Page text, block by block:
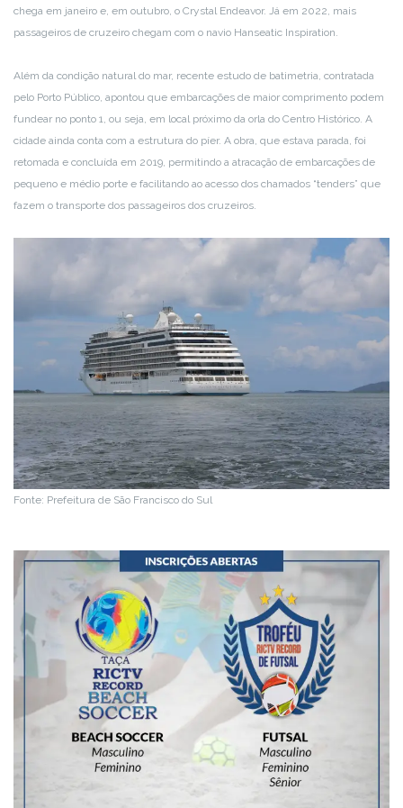
chega em janeiro e, em outubro, o Crystal Endeavor. Já em 2022, mais
passageiros de cruzeiro chegam com o navio Hanseatic Inspiration.
Além da condição natural do mar, recente estudo de batimetria, contratada
pelo Porto Público, apontou que embarcações de maior comprimento podem
fundear no ponto 1, ou seja, em local próximo da orla do Centro Histórico. A
cidade ainda conta com a estrutura do píer. A obra, que estava parada, foi
retomada e concluída em 2019, permitindo a atracação de embarcações de
pequeno e médio porte e facilitando ao acesso dos chamados “tenders” que
fazem o transporte dos passageiros dos cruzeiros.
Fonte: Prefeitura de São Francisco do Sul